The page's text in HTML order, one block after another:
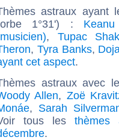
astraux ayant
1°31') :
, Tupac
, Tyra Banks,
cet aspect.
astraux avec
Allen, Zoë
, Sarah
tous les thèmes
.